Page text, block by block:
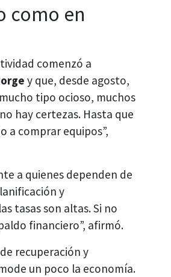
como en
comenzó a
y que, desde agosto,
tipo ocioso, muchos
hay certezas. Hasta que
a comprar equipos”,
a quienes dependen de
y
tasas son altas. Si no
financiero”, afirmó.
recuperación y
un poco la economía.